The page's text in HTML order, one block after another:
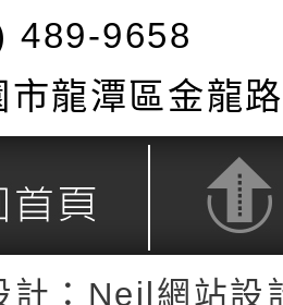
489-9658
市龍潭區金龍
返回頂端
計：Neil網站設